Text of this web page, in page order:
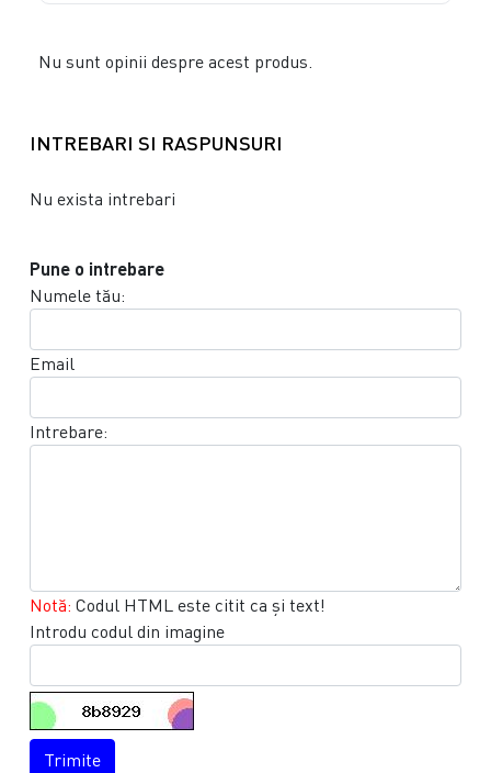
Nu sunt opinii despre acest produs.
INTREBARI SI RASPUNSURI
Nu exista intrebari
Pune o intrebare
Numele tău:
Email
Intrebare:
Notă: Codul HTML este citit ca şi text!
Introdu codul din imagine
Trimite